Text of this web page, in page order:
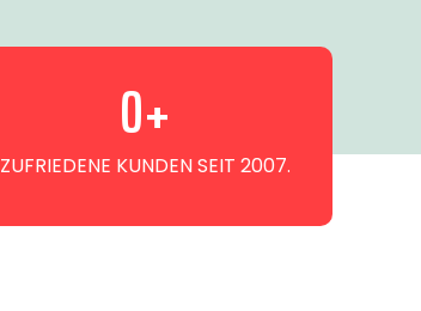
ZUFRIEDENE KUNDEN SEIT 2007.
0+